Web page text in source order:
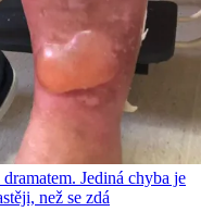
Jediná chyba je
než se zdá